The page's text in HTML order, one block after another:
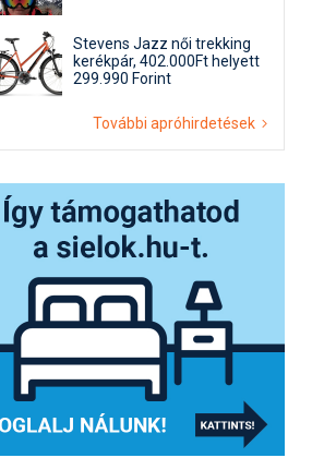
Stevens Jazz női trekking
kerékpár, 402.000Ft helyett
299.990 Forint
További apróhirdetések